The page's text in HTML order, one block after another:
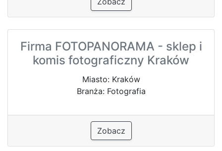
Firma FOTOPANORAMA - sklep i
komis fotograficzny Kraków
Miasto: Kraków
Branża: Fotografia
Zobacz